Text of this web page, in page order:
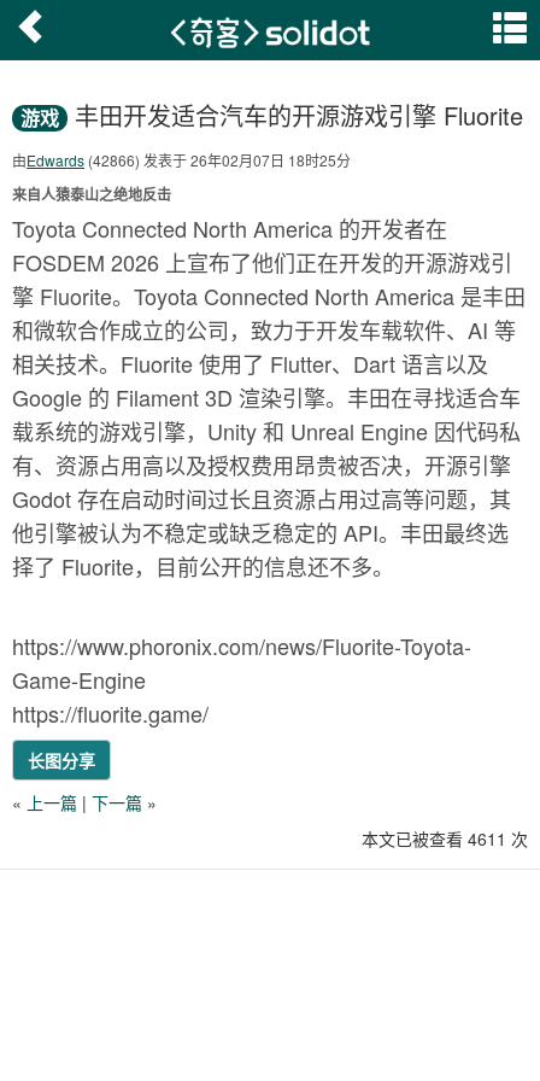
游戏 丰田开发适合汽车的开源游戏引擎 Fluorite
由Edwards (42866) 发表于 26年02月07日 18时25分
来自人猿泰山之绝地反击
Toyota Connected North America 的开发者在
FOSDEM 2026 上宣布了他们正在开发的开源游戏引
擎 Fluorite。Toyota Connected North America 是丰田
和微软合作成立的公司，致力于开发车载软件、AI 等
相关技术。Fluorite 使用了 Flutter、Dart 语言以及
Google 的 Filament 3D 渲染引擎。丰田在寻找适合车
载系统的游戏引擎，Unity 和 Unreal Engine 因代码私
有、资源占用高以及授权费用昂贵被否决，开源引擎
Godot 存在启动时间过长且资源占用过高等问题，其
他引擎被认为不稳定或缺乏稳定的 API。丰田最终选
择了 Fluorite，目前公开的信息还不多。
https://www.phoronix.com/news/Fluorite-Toyota-
Game-Engine
https://fluorite.game/
长图分享
« 上一篇 | 下一篇 »
本文已被查看 4611 次